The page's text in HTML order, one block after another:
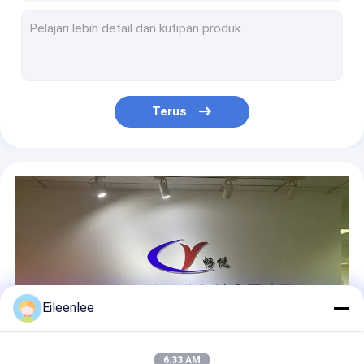
Motor Drive Sistem Parkir Mobil yang Ditinggikan Dua Tingkat 2 Post Auto Lift
2 Post Sistem Parkir Mobil Hidrolik 2000kg Double Stacker Car Lift
Sistem Parkir Mobil Cerdas Dua Tingkat 2000kg 2 Post Hidrolik Car Lift
Garasi Rumah Parkir Mobil Perumahan Lift 2000kg 2 Post Car Stacker
Lift Parkir Hidraulik Empat Kolom 2 Level 4 Post Car Stacker
Terus
Eileenlee
6:33 AM